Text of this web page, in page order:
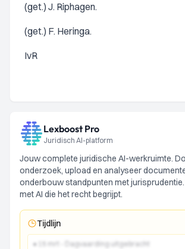
(get.) J. Riphagen.
(get.) F. Heringa.
IvR
Lexboost Pro
Juridisch AI-platform
Jouw complete juridische AI-werkruimte.
onderzoek, upload en analyseer
onderbouw standpunten met
met AI die het recht begrijpt.
Tijdlijn
● 15 mrt - Dagvaarding uitgebracht